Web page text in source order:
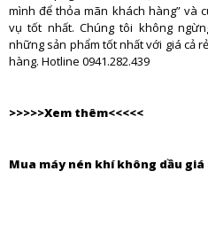
mình để thỏa mãn khách hàng” và
vụ tốt nhất. Chúng tôi không
những sản phẩm tốt nhất với giá cả
hàng. Hotline 0941.282.439
>>>>>Xem thêm<<<<<
Mua máy nén khí không dầu giá